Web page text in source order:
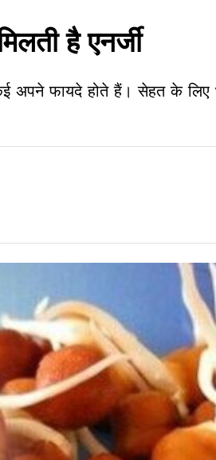
है एनर्जी
अपने फायदे होते हैं। सेहत के लिए